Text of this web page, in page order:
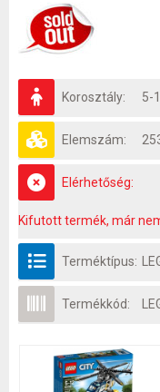
Korosztály: 5-
Elemszám:
Elérhetőség:
Kifutott termék, már
Terméktípus:
Termékkód: